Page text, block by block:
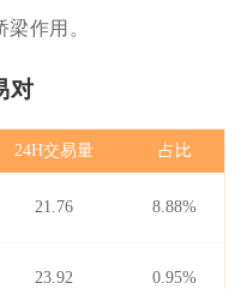
作用。
对
24H交易量 占比
21.76 8.88%
23.92 0.95%